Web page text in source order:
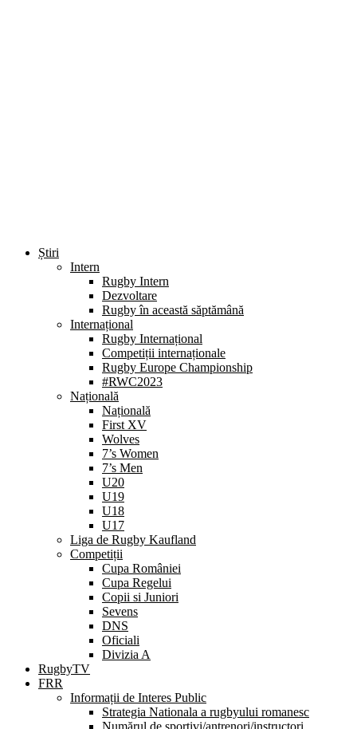
Știri
Intern
Rugby Intern
Dezvoltare
Rugby în această săptămână
Internațional
Rugby Internațional
Competiții internaționale
Rugby Europe Championship
#RWC2023
Națională
Națională
First XV
Wolves
7’s Women
7’s Men
U20
U19
U18
U17
Liga de Rugby Kaufland
Competiții
Cupa României
Cupa Regelui
Copii si Juniori
Sevens
DNS
Oficiali
Divizia A
RugbyTV
FRR
Informații de Interes Public
Strategia Nationala a rugbyului romanesc
Numărul de sportivi/antrenori/instructori